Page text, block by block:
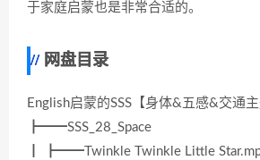
于家庭启蒙也是非常合适的。
网盘目录
English启蒙的SSS【身体&五感&交通
┣━━SSS_28_Space
┃ ┣━━Twinkle Twinkle Little